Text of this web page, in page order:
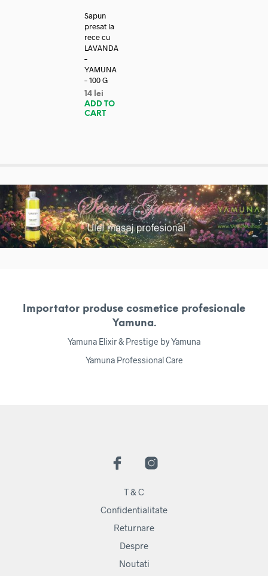
Sapun
presat la
rece cu
LAVANDA
–
YAMUNA
– 100 G
14 lei
ADD TO
CART
Importator produse cosmetice profesionale
Yamuna.
Yamuna Elixir & Prestige by Yamuna
Yamuna Professional Care
T & C
Confidentialitate
Returnare
Despre
Noutati